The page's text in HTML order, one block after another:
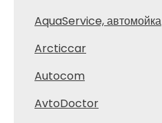
AquaService, автомойка
Arcticcar
Autocom
AvtoDoctor